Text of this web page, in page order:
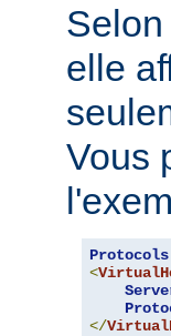
elle
Vous
Protocols
<
</